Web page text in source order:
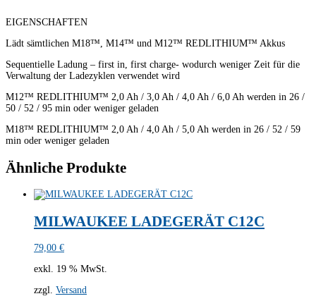
Menge
EIGENSCHAFTEN
Lädt sämtlichen M18™, M14™ und M12™ REDLITHIUM™ Akkus
Sequentielle Ladung – first in, first charge- wodurch weniger Zeit für die
Verwaltung der Ladezyklen verwendet wird
M12™ REDLITHIUM™ 2,0 Ah / 3,0 Ah / 4,0 Ah / 6,0 Ah werden in 26 /
50 / 52 / 95 min oder weniger geladen
M18™ REDLITHIUM™ 2,0 Ah / 4,0 Ah / 5,0 Ah werden in 26 / 52 / 59
min oder weniger geladen
Ähnliche Produkte
MILWAUKEE LADEGERÄT C12C
79,00 €
exkl. 19 % MwSt.
zzgl. Versand